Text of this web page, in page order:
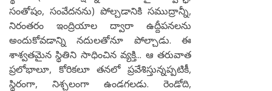
సంతోషం, సంవేదనను) పోల్చడానికి సముద్రాన్నీ,
నిరంతరం ఇంద్రియాల ద్వారా ఉద్దీపనలను
అందుకోవడాన్ని నదులతోనూ పోల్చాడు. ఈ
శాశ్వతమైన స్థితిని సాధించిన వ్యక్తి... ఆ తరువాత
ప్రలోభాలూ, కోరికలూ తనలో ప్రవేశిస్తున్నప్పటికీ,
స్థిరంగా, నిశ్చలంగా ఉండగలడు. రెండోది,